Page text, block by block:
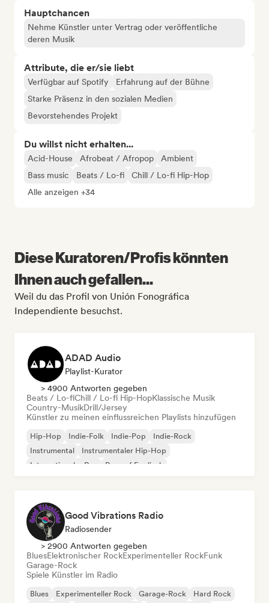
Hauptchancen
Nehme Künstler unter Vertrag oder veröffentliche
deren Musik
Attribute, die er/sie liebt
Verfügbar auf Spotify
Erfahrung auf der Bühne
Starke Präsenz in den sozialen Medien
Bevorstehendes Projekt
Du willst nicht erhalten...
Acid-House Afrobeat / Afropop
Ambient
Bass music
Beats / Lo-fi
Chill / Lo-fi Hip-Hop
Alle anzeigen +34
Diese Kuratoren/Profis könnten
Ihnen auch gefallen...
Weil du das Profil von Unión Fonográfica
Independiente besuchst.
ADAD Audio
Playlist-Kurator
> 4900 Antworten gegeben
Beats / Lo-fiChill / Lo-fi Hip-HopKlassische Musik
Country-MusikDrill/Jersey
Künstler zu meinen einflussreichen Playlists hinzufügen
Hip-Hop Indie-Folk Indie-Pop
Indie-Rock
Instrumental
Instrumentaler Hip-Hop
Internationaler Rap
Rap auf Englisch
Good Vibrations Radio
Radiosender
> 2900 Antworten gegeben
BluesElektronischer RockExperimenteller RockFunk
Garage-Rock
Spiele Künstler im Radio
Blues Experimenteller Rock Garage-Rock
Hard Rock